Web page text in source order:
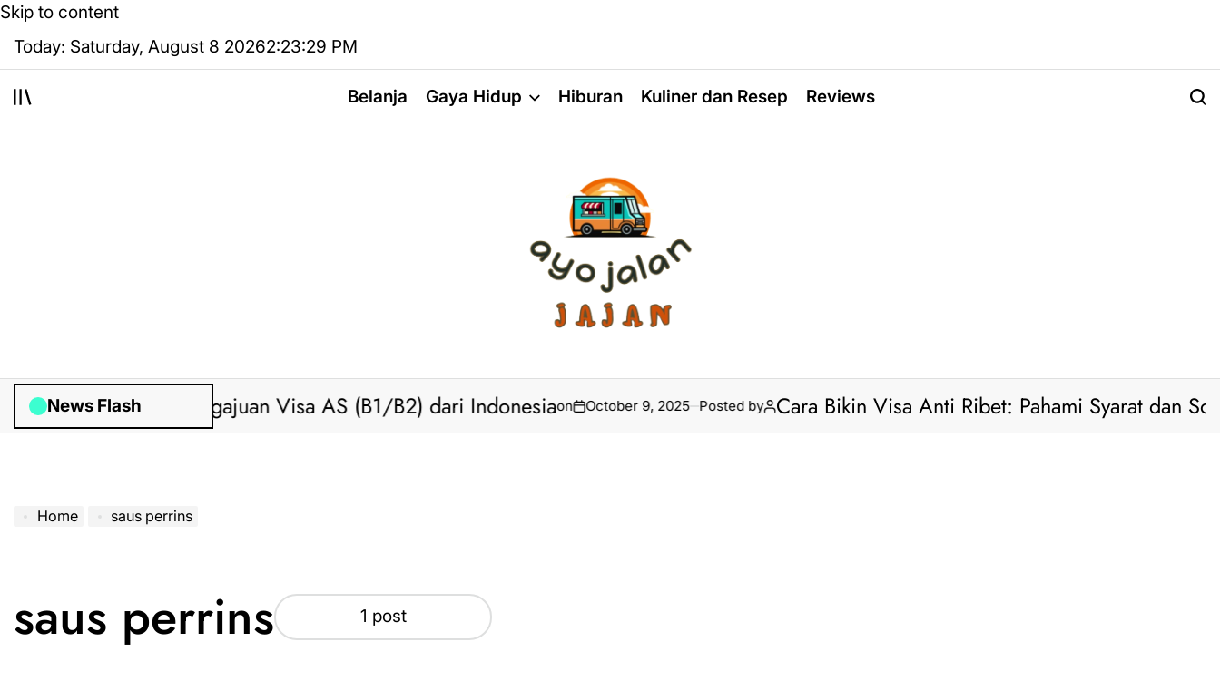
Skip to content
Today: Saturday, August 8 20262:23:29 PM
Belanja Gaya Hidup Hiburan Kuliner dan Resep Reviews
News Flash
Posted by Bantuan Pengajuan Visa AS (B1/B2) dari Indonesiaon October 9, 2025 Posted by Cara Bikin Visa Anti Ribet: Pahami Syarat dan
Home saus perrins
saus perrins 1 post